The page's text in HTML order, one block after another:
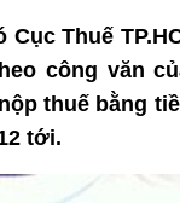
Thuế
công văn
thuế bằng
tới.